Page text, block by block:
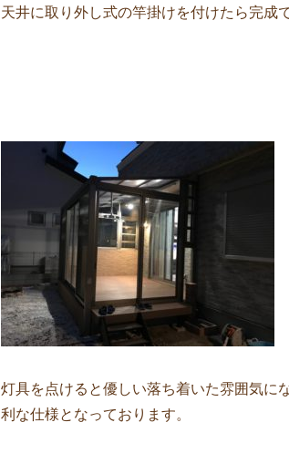
天井に取り外し式の竿掛けを付けたら完成で
灯具を点けると優しい落ち着いた雰囲気に
利な仕様となっております。